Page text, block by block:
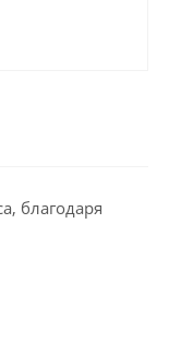
благодаря